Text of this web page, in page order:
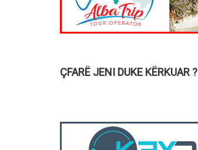
ÇFARË JENI DUKE KËRKUAR ?